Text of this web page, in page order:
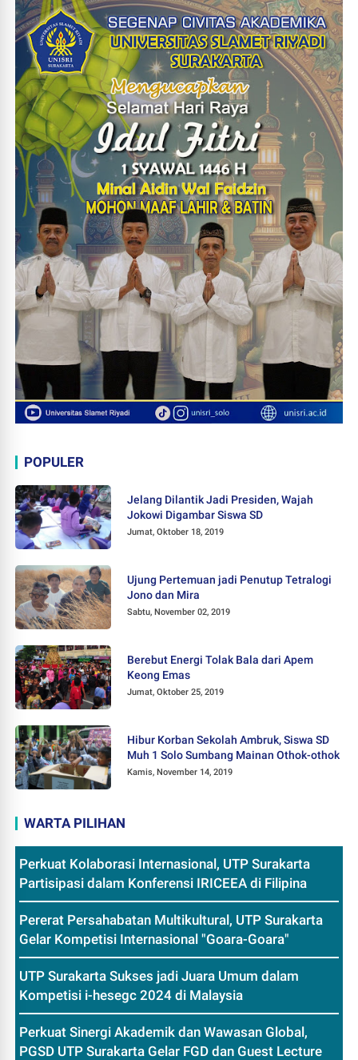
POPULER
Jelang Dilantik Jadi Presiden, Wajah
Jokowi Digambar Siswa SD
Jumat, Oktober 18, 2019
Ujung Pertemuan jadi Penutup Tetralogi
Jono dan Mira
Sabtu, November 02, 2019
Berebut Energi Tolak Bala dari Apem
Keong Emas
Jumat, Oktober 25, 2019
Hibur Korban Sekolah Ambruk, Siswa SD
Muh 1 Solo Sumbang Mainan Othok-othok
Kamis, November 14, 2019
WARTA PILIHAN
Perkuat Kolaborasi Internasional, UTP Surakarta
Partisipasi dalam Konferensi IRICEEA di Filipina
Pererat Persahabatan Multikultural, UTP Surakarta
Gelar Kompetisi Internasional "Goara-Goara"
UTP Surakarta Sukses jadi Juara Umum dalam
Kompetisi i-hesegc 2024 di Malaysia
Perkuat Sinergi Akademik dan Wawasan Global,
PGSD UTP Surakarta Gelar FGD dan Guest Lecture